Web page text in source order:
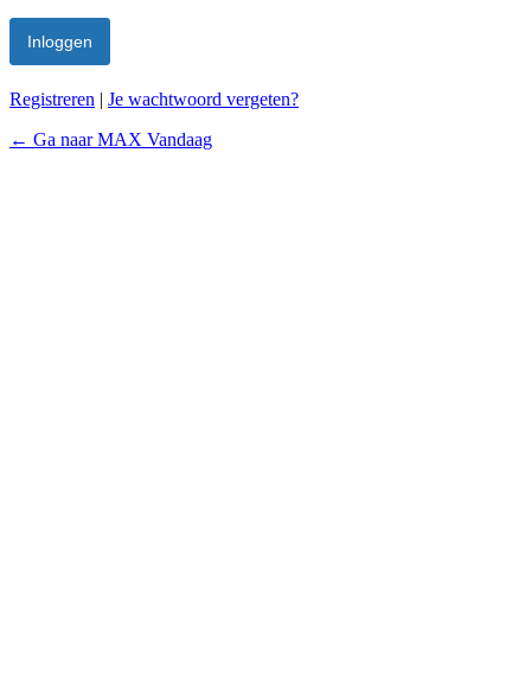
Registreren | Je wachtwoord vergeten?
← Ga naar MAX Vandaag